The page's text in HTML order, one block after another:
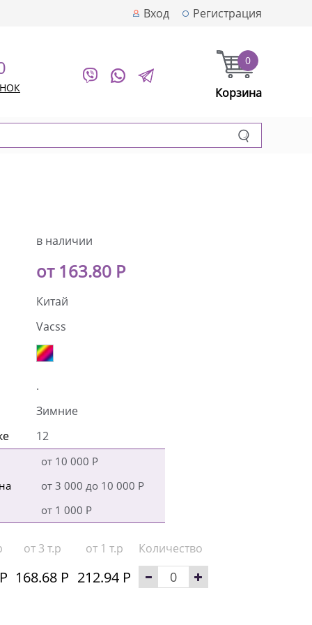
Вход Регистрация
0
Корзина
в наличии
от 163.80 Р
Китай
Vacss
.
Зимние
12
от 10 000 Р
от 3 000 до 10 000 Р
от 1 000 Р
от 3 т.р от 1 т.р
Количество
168.68 Р 212.94 Р